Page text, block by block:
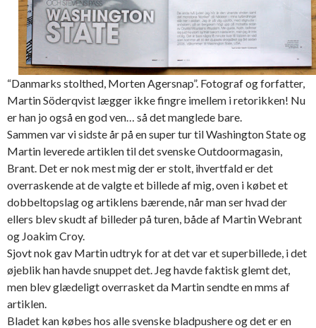
“Danmarks stolthed, Morten Agersnap”. Fotograf og forfatter,
Martin Söderqvist lægger ikke fingre imellem i retorikken! Nu
er han jo også en god ven… så det manglede bare.
Sammen var vi sidste år på en super tur til Washington State og
Martin leverede artiklen til det svenske Outdoormagasin,
Brant. Det er nok mest mig der er stolt, ihvertfald er det
overraskende at de valgte et billede af mig, oven i købet et
dobbeltopslag og artiklens bærende, når man ser hvad der
ellers blev skudt af billeder på turen, både af Martin Webrant
og Joakim Croy.
Sjovt nok gav Martin udtryk for at det var et superbillede, i det
øjeblik han havde snuppet det. Jeg havde faktisk glemt det,
men blev glædeligt overrasket da Martin sendte en mms af
artiklen.
Bladet kan købes hos alle svenske bladpushere og det er en